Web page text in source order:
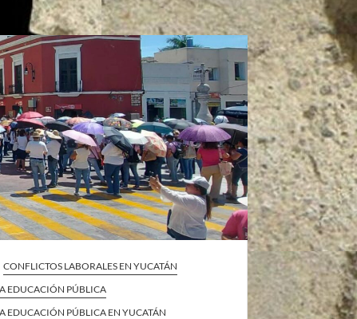
CONFLICTOS LABORALES EN YUCATÁN
EDUCACIÓN PÚBLICA
EDUCACIÓN PÚBLICA EN YUCATÁN